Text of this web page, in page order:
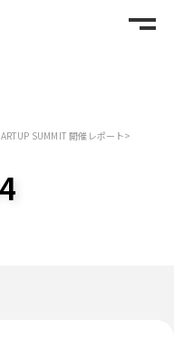
SUMMIT 開催レポート>